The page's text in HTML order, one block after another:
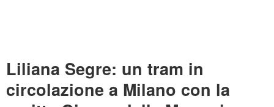
Liliana Segre: un tram in
circolazione a Milano con la